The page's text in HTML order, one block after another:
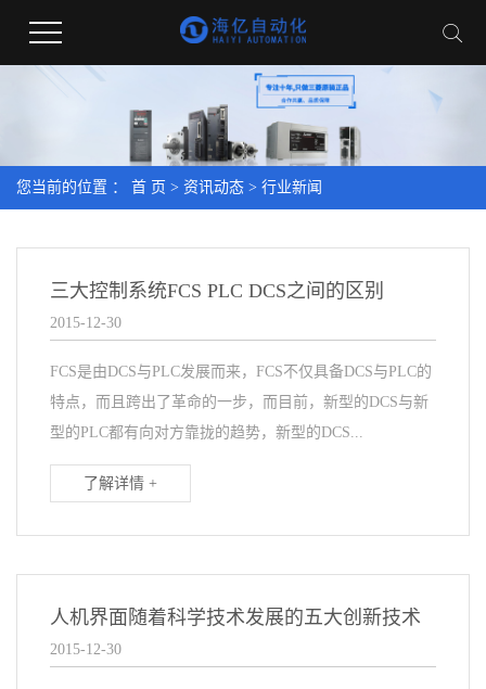
您当前的位置 ： 首 页 > 资讯动态 > 行业新闻
三大控制系统FCS PLC DCS之间的区别
2015-12-30
FCS是由DCS与PLC发展而来，FCS不仅具备DCS与PLC的
特点，而且跨出了革命的一步，而目前，新型的DCS与新
型的PLC都有向对方靠拢的趋势，新型的DCS...
了解详情 +
人机界面随着科学技术发展的五大创新技术
2015-12-30